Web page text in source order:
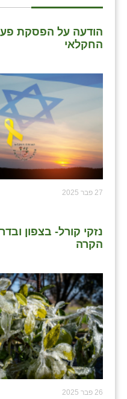
הודעה על הפסקת
החקלאי
27 פבר 2025
נזקי קורל- בצפון
הקרה
26 פבר 2025